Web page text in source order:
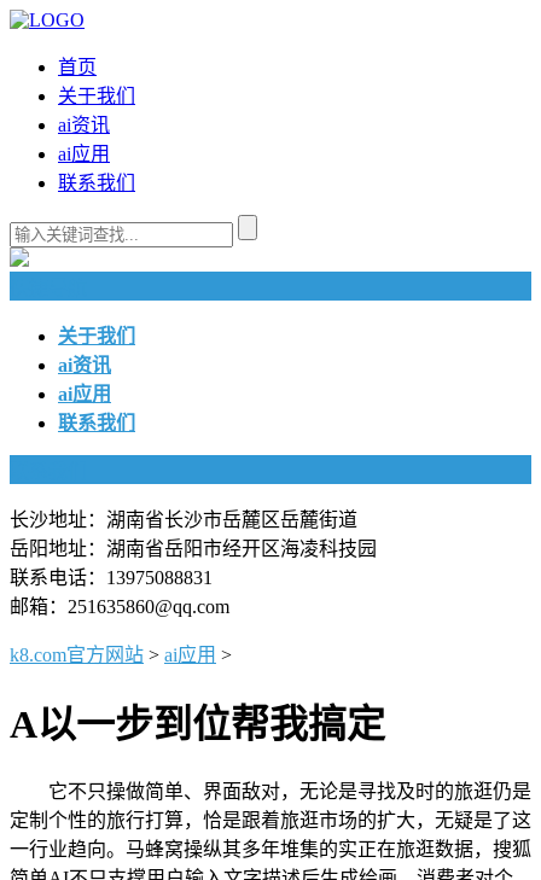
首页
关于我们
ai资讯
ai应用
联系我们
关于我们
ai资讯
ai应用
联系我们
长沙地址：湖南省长沙市岳麓区岳麓街道
岳阳地址：湖南省岳阳市经开区海凌科技园
联系电话：13975088831
邮箱：251635860@qq.com
k8.com官方网站 > ai应用 >
A以一步到位帮我搞定
它不只操做简单、界面敌对，无论是寻找及时的旅逛仍是
定制个性的旅行打算，恰是跟着旅逛市场的扩大，无疑是了这
一行业趋向。马蜂窝操纵其多年堆集的实正在旅逛数据，搜狐